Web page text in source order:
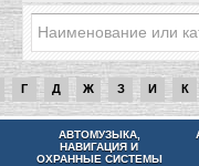
Г Д Ж З И К
АВТОМУЗЫКА,
НАВИГАЦИЯ И
ОХРАННЫЕ СИСТЕМЫ